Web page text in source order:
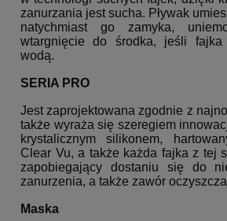
zanurzania jest sucha. Pływak
natychmiast go zamyka,
wtargnięcie do środka, jeśli
wodą.
SERIA PRO
Jest zaprojektowana zgodnie z
także wyraża się szeregiem
krystalicznym silikonem,
Clear Vu, a także każda fajka z tej
zapobiegający dostaniu się do
zanurzenia, a także zawór
Maska